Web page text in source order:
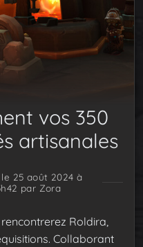
vos 350
artisanales
le 25 août 2024 à
par Zora
Roldira,
Collaborant